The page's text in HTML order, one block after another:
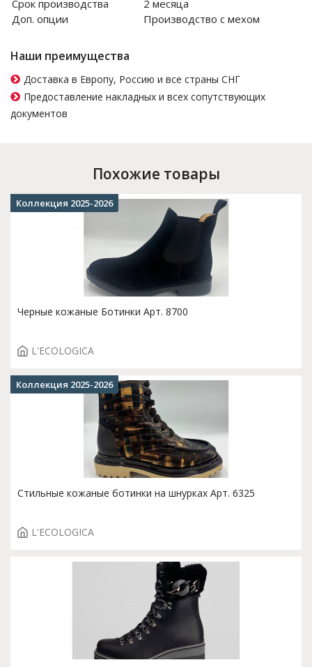
Срок производства
2 месяца
Доп. опции
Производство с мехом
Наши преимущества
Доставка в Европу, Россию и все страны СНГ
Предоставление накладных и всех сопутствующих
документов
Похожие товары
Черные кожаные Ботинки Арт. 8700
L'ECOLOGICA
Коллекция 2025-2026
Стильные кожаные ботинки на шнурках Арт. 6325
L'ECOLOGICA
Коллекция 2025-2026